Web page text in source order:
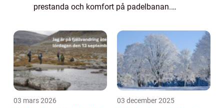
prestanda och komfort på padelbanan.
material och genomgår noga utvecklings-
oc...
03 mars 2026 03 december 2025